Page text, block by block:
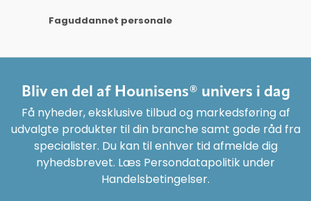
Faguddannet personale
Bliv en del af Hounisens® univers i dag
Få nyheder, eksklusive tilbud og markedsføring af
udvalgte produkter til din branche samt gode råd fra
specialister. Du kan til enhver tid afmelde dig
nyhedsbrevet. Læs Persondatapolitik under
Handelsbetingelser.